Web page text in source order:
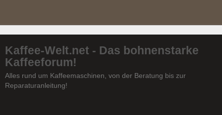
Kaffee-Welt.net - Das bohnenstarke
Kaffeeforum!
Alles rund um Kaffeemaschinen, von der Beratung bis zur
Reparaturanleitung!